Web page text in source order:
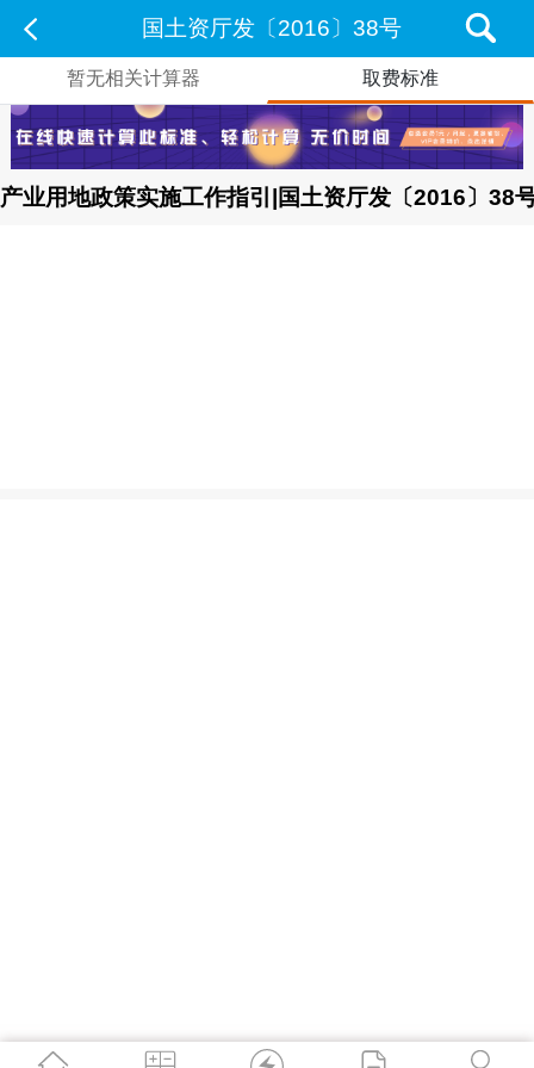
国土资厅发〔2016〕38号
暂无相关计算器 取费标准
产业用地政策实施工作指引|国土资厅发〔2016〕38